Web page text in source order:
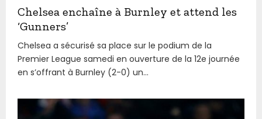
Chelsea enchaîne à Burnley et attend les
‘Gunners’
Chelsea a sécurisé sa place sur le podium de la
Premier League samedi en ouverture de la 12e journée
en s’offrant à Burnley (2-0) un...